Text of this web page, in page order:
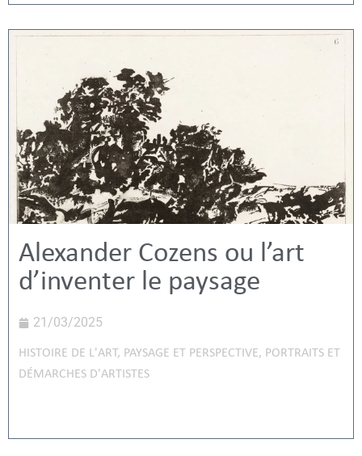
Alexander Cozens ou l’art
d’inventer le paysage
21/03/2025
HISTOIRE DE L'ART, PAYSAGE ET PERSPECTIVE, PORTRAITS ET
DÉMARCHES D'ARTISTES